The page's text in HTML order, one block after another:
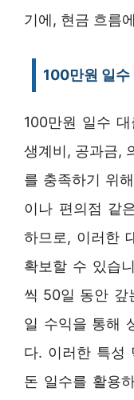
기에, 현금 흐름
100만원 일수
100만원 일수
생계비, 공과금,
를 충족하기 위
이나 편의점 같
하므로, 이러한
확보할 수 있습
씩 50일 동안 갚
일 수익을 통해
다. 이러한 특성
돈 일수를 활용